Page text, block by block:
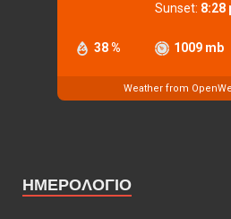
38 % 1009 mb
Sunset: 8:28
Weather from
ΗΜΕΡΟΛΟΓΙΟ